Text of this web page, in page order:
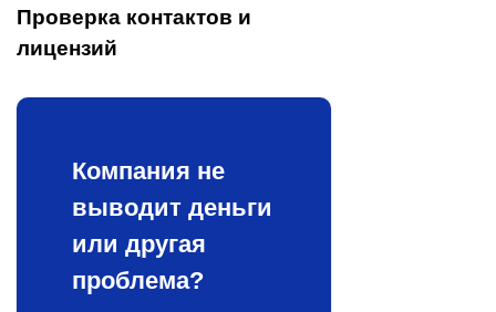
Проверка контактов и
лицензий
Компания не
выводит деньги
или другая
проблема?